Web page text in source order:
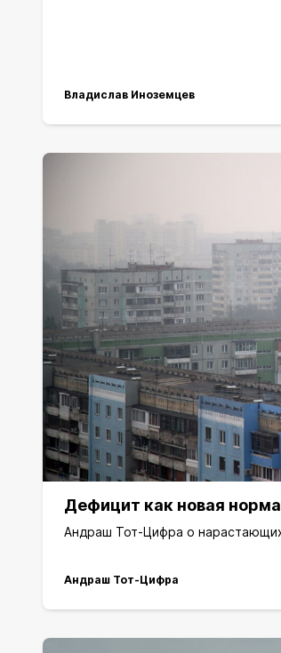
Владислав Иноземцев
Дефицит как новая
Андраш Тот-Цифра о
Андраш Тот-Цифра